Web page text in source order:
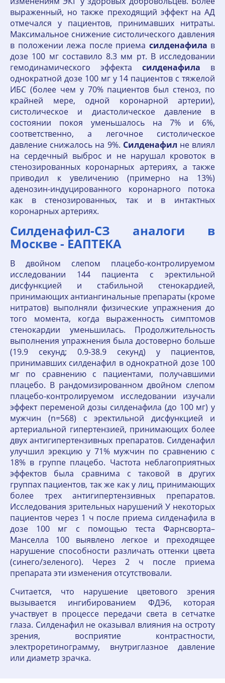
выраженный, но также преходящий эффект на АД
отмечался у пациентов, принимавших нитраты.
Максимальное снижение систолического давления
в положении лежа после приема силденафила в
дозе 100 мг составило 8.3 мм рт. В исследовании
гемодинамического эффекта силденафила в
однократной дозе 100 мг у 14 пациентов с тяжелой
ИБС (более чем у 70% пациентов был стеноз, по
крайней мере, одной коронарной артерии),
систолическое и диастолическое давление в
состоянии покоя уменьшалось на 7% и 6%,
соответственно, а легочное систолическое
давление снижалось на 9%. Силденафил не влиял
на сердечный выброс и не нарушал кровоток в
стенозированных коронарных артериях, а также
приводил к увеличению (примерно на 13%)
аденозин-индуцированного коронарного потока
как в стенозированных, так и в интактных
коронарных артериях.
Силденафил-СЗ аналоги в
Москве - ЕАПТЕКА
В двойном слепом плацебо-контролируемом
исследовании 144 пациента с эректильной
дисфункцией и стабильной стенокардией,
принимающих антиангинальные препараты (кроме
нитратов) выполняли физические упражнения до
того момента, когда выраженность симптомов
стенокардии уменьшилась. Продолжительность
выполнения упражнения была достоверно больше
(19.9 секунд; 0.9-38.9 секунд) у пациентов,
принимавших силденафил в однократной дозе 100
мг по сравнению с пациентами, получавшими
плацебо. В рандомизированном двойном слепом
плацебо-контролируемом исследовании изучали
эффект переменой дозы силденафила (до 100 мг) у
мужчин (n=568) с эректильной дисфункцией и
артериальной гипертензией, принимающих более
двух антигипертензивных препаратов. Силденафил
улучшил эрекцию у 71% мужчин по сравнению с
18% в группе плацебо. Частота неблагоприятных
эффектов была сравнима с таковой в других
группах пациентов, так же как у лиц, принимающих
более трех антигипертензивных препаратов.
Исследования зрительных нарушений У некоторых
пациентов через 1 ч после приема силденафила в
дозе 100 мг с помощью теста Фарнсворта–
Манселла 100 выявлено легкое и преходящее
нарушение способности различать оттенки цвета
(синего/зеленого). Через 2 ч после приема
препарата эти изменения отсутствовали.
Считается, что нарушение цветового зрения
вызывается ингибированием ФДЭ6, которая
участвует в процессе передачи света в сетчатке
глаза. Силденафил не оказывал влияния на остроту
зрения, восприятие контрастности,
электроретинограмму, внутриглазное давление
или диаметр зрачка.